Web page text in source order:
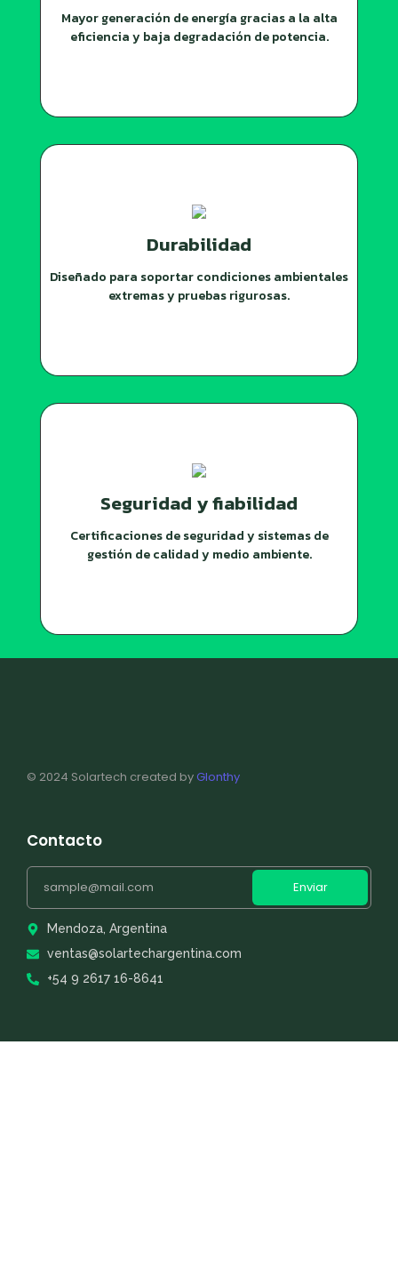
Mayor generación de energía gracias a la alta
eficiencia y baja degradación de potencia.
Durabilidad
Diseñado para soportar condiciones ambientales
extremas y pruebas rigurosas.
Seguridad y fiabilidad
Certificaciones de seguridad y sistemas de
gestión de calidad y medio ambiente.
© 2024 Solartech created byGlonthy
Contacto
Enviar
Mendoza, Argentina
ventas@solartechargentina.com
+54 9 2617 16-8641